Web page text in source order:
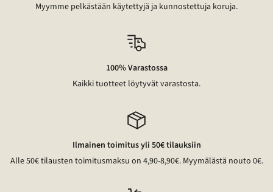
Myymme pelkästään käytettyjä ja kunnostettuja koruja.
100% Varastossa
Kaikki tuotteet löytyvät varastosta.
Ilmainen toimitus yli 50€ tilauksiin
Alle 50€ tilausten toimitusmaksu on 4,90-8,90€. Myymälästä nouto 0€.